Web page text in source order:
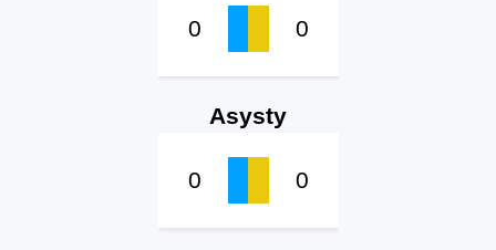
0 0
Asysty
0 0